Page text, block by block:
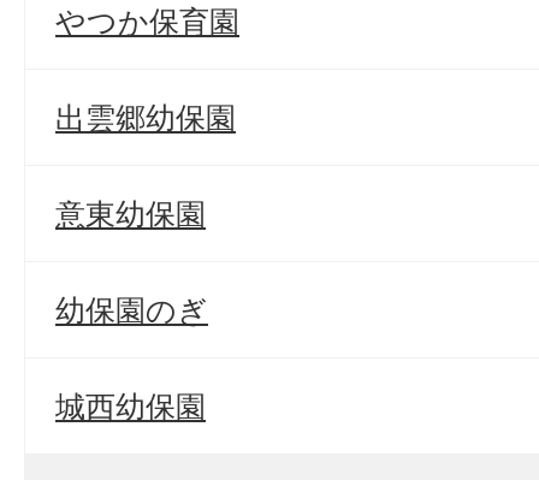
やつか保育園
出雲郷幼保園
意東幼保園
幼保園のぎ
城西幼保園